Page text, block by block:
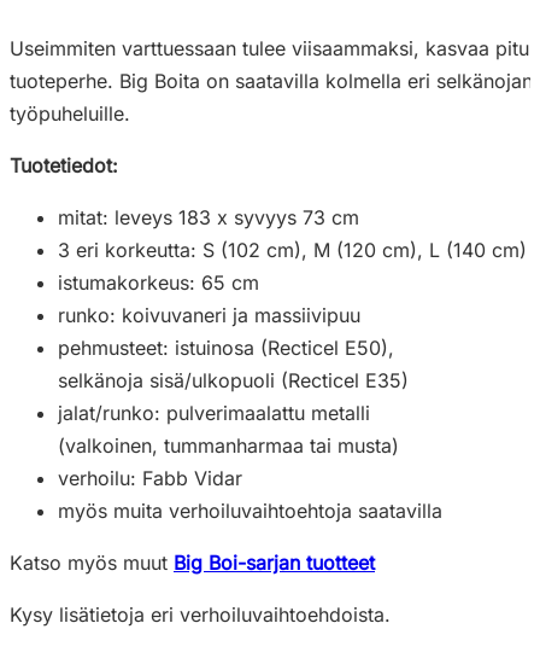
Useimmiten varttuessaan tulee viisaammaksi, kasvaa
tuoteperhe. Big Boita on saatavilla kolmella eri
työpuheluille.
Tuotetiedot:
mitat: leveys 183 x syvyys 73 cm
3 eri korkeutta: S (102 cm), M (120 cm), L (140 cm)
istumakorkeus: 65 cm
runko: koivuvaneri ja massiivipuu
pehmusteet: istuinosa (Recticel E50),
selkänoja sisä/ulkopuoli (Recticel E35)
jalat/runko: pulverimaalattu metalli
(valkoinen, tummanharmaa tai musta)
verhoilu: Fabb Vidar
myös muita verhoiluvaihtoehtoja saatavilla
Katso myös muut Big Boi-sarjan tuotteet
Kysy lisätietoja eri verhoiluvaihtoehdoista.